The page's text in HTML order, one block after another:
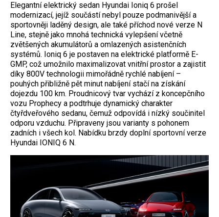
Elegantní elektrický sedan Hyundai Ioniq 6 prošel
modernizací, jejíž součástí nebyl pouze podmanivější a
sportovněji laděný design, ale také příchod nové verze N
Line, stejně jako mnohá technická vylepšení včetně
zvětšených akumulátorů a omlazených asistenčních
systémů. Ioniq 6 je postaven na elektrické platformě E-
GMP, což umožnilo maximalizovat vnitřní prostor a zajistit
díky 800V technologii mimořádně rychlé nabíjení –
pouhých přibližně pět minut nabíjení stačí na získání
dojezdu 100 km. Proudnicový tvar vychází z koncepčního
vozu Prophecy a podtrhuje dynamický charakter
čtyřdveřového sedanu, čemuž odpovídá i nízký součinitel
odporu vzduchu. Připraveny jsou varianty s pohonem
zadních i všech kol. Nabídku brzdy doplní sportovní verze
Hyundai IONIQ 6 N.